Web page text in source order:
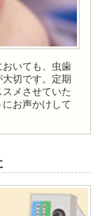
いても、虫歯
切です。定期
メさせていた
お声かけして